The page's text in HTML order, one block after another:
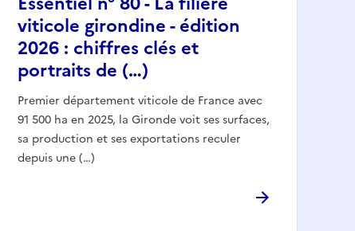
viticole girondine - édition
2026 : chiffres clés et
portraits de (…)
Premier département viticole de France avec
91 500 ha en 2025, la Gironde voit ses surfaces,
sa production et ses exportations reculer
depuis une (…)